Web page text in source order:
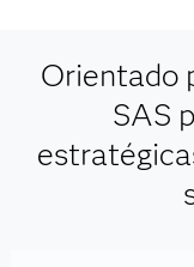
Orientado
SAS